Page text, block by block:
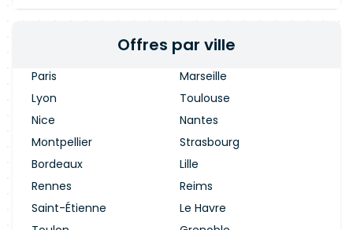
Offres par ville
Paris
Marseille
Lyon
Toulouse
Nice
Nantes
Montpellier
Strasbourg
Bordeaux
Lille
Rennes
Reims
Saint-Étienne
Le Havre